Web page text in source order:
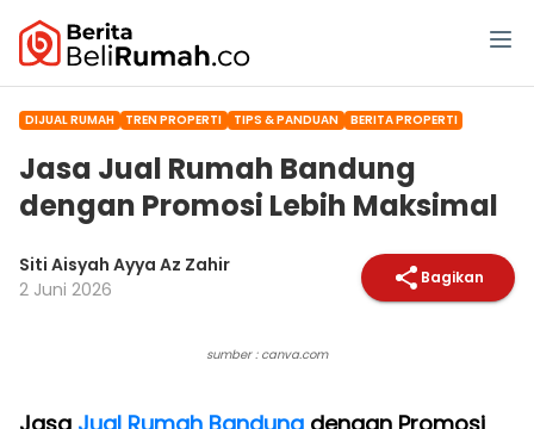
DIJUAL RUMAH TREN PROPERTI TIPS & PANDUAN BERITA PROPERTI
Jasa Jual Rumah Bandung
dengan Promosi Lebih Maksimal
Siti Aisyah Ayya Az Zahir
2 Juni 2026
Bagikan
sumber : canva.com